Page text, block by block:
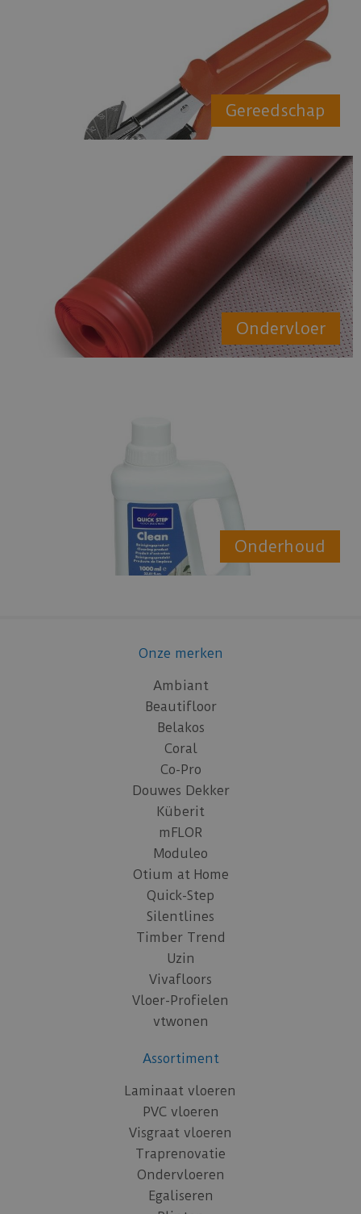
Gereedschap
Ondervloer
Onderhoud
Onze merken
Ambiant
Beautifloor
Belakos
Coral
Co-Pro
Douwes Dekker
Küberit
mFLOR
Moduleo
Otium at Home
Quick-Step
Silentlines
Timber Trend
Uzin
Vivafloors
Vloer-Profielen
vtwonen
Assortiment
Laminaat vloeren
PVC vloeren
Visgraat vloeren
Traprenovatie
Ondervloeren
Egaliseren